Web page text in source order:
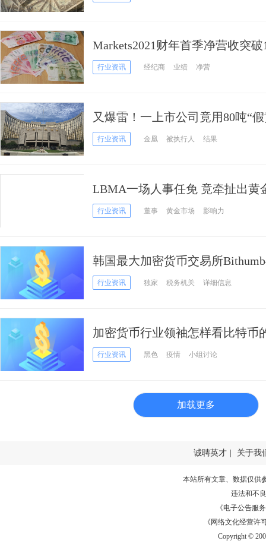
Markets2021财年首季净营收突破
行业资讯 经纪商 业绩 净营
又爆雷！一上市公司竟用80吨“
信托公司被坑惨了
行业资讯 金凰 被执行人 结果
LBMA一场人事任免 竟牵扯出黄
行业资讯 董事 黄金市场 影响力
韩国最大加密货币交易所
行业资讯 独家 税务机关 详细信息
加密货币行业领袖怎样看比特币
将举办免费线上研讨会
行业资讯 黑色 疫情 小组讨论
加载更多
诚聘英才 关于我
本站所有文章、数据仅供
违法和不
《电子公告服务
《网络文化经营许
Copyright ©